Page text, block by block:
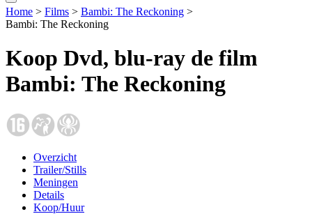
Home > Films > Bambi: The Reckoning >
Bambi: The Reckoning
Koop Dvd, blu-ray de film
Bambi: The Reckoning
Overzicht
Trailer/Stills
Meningen
Details
Koop/Huur